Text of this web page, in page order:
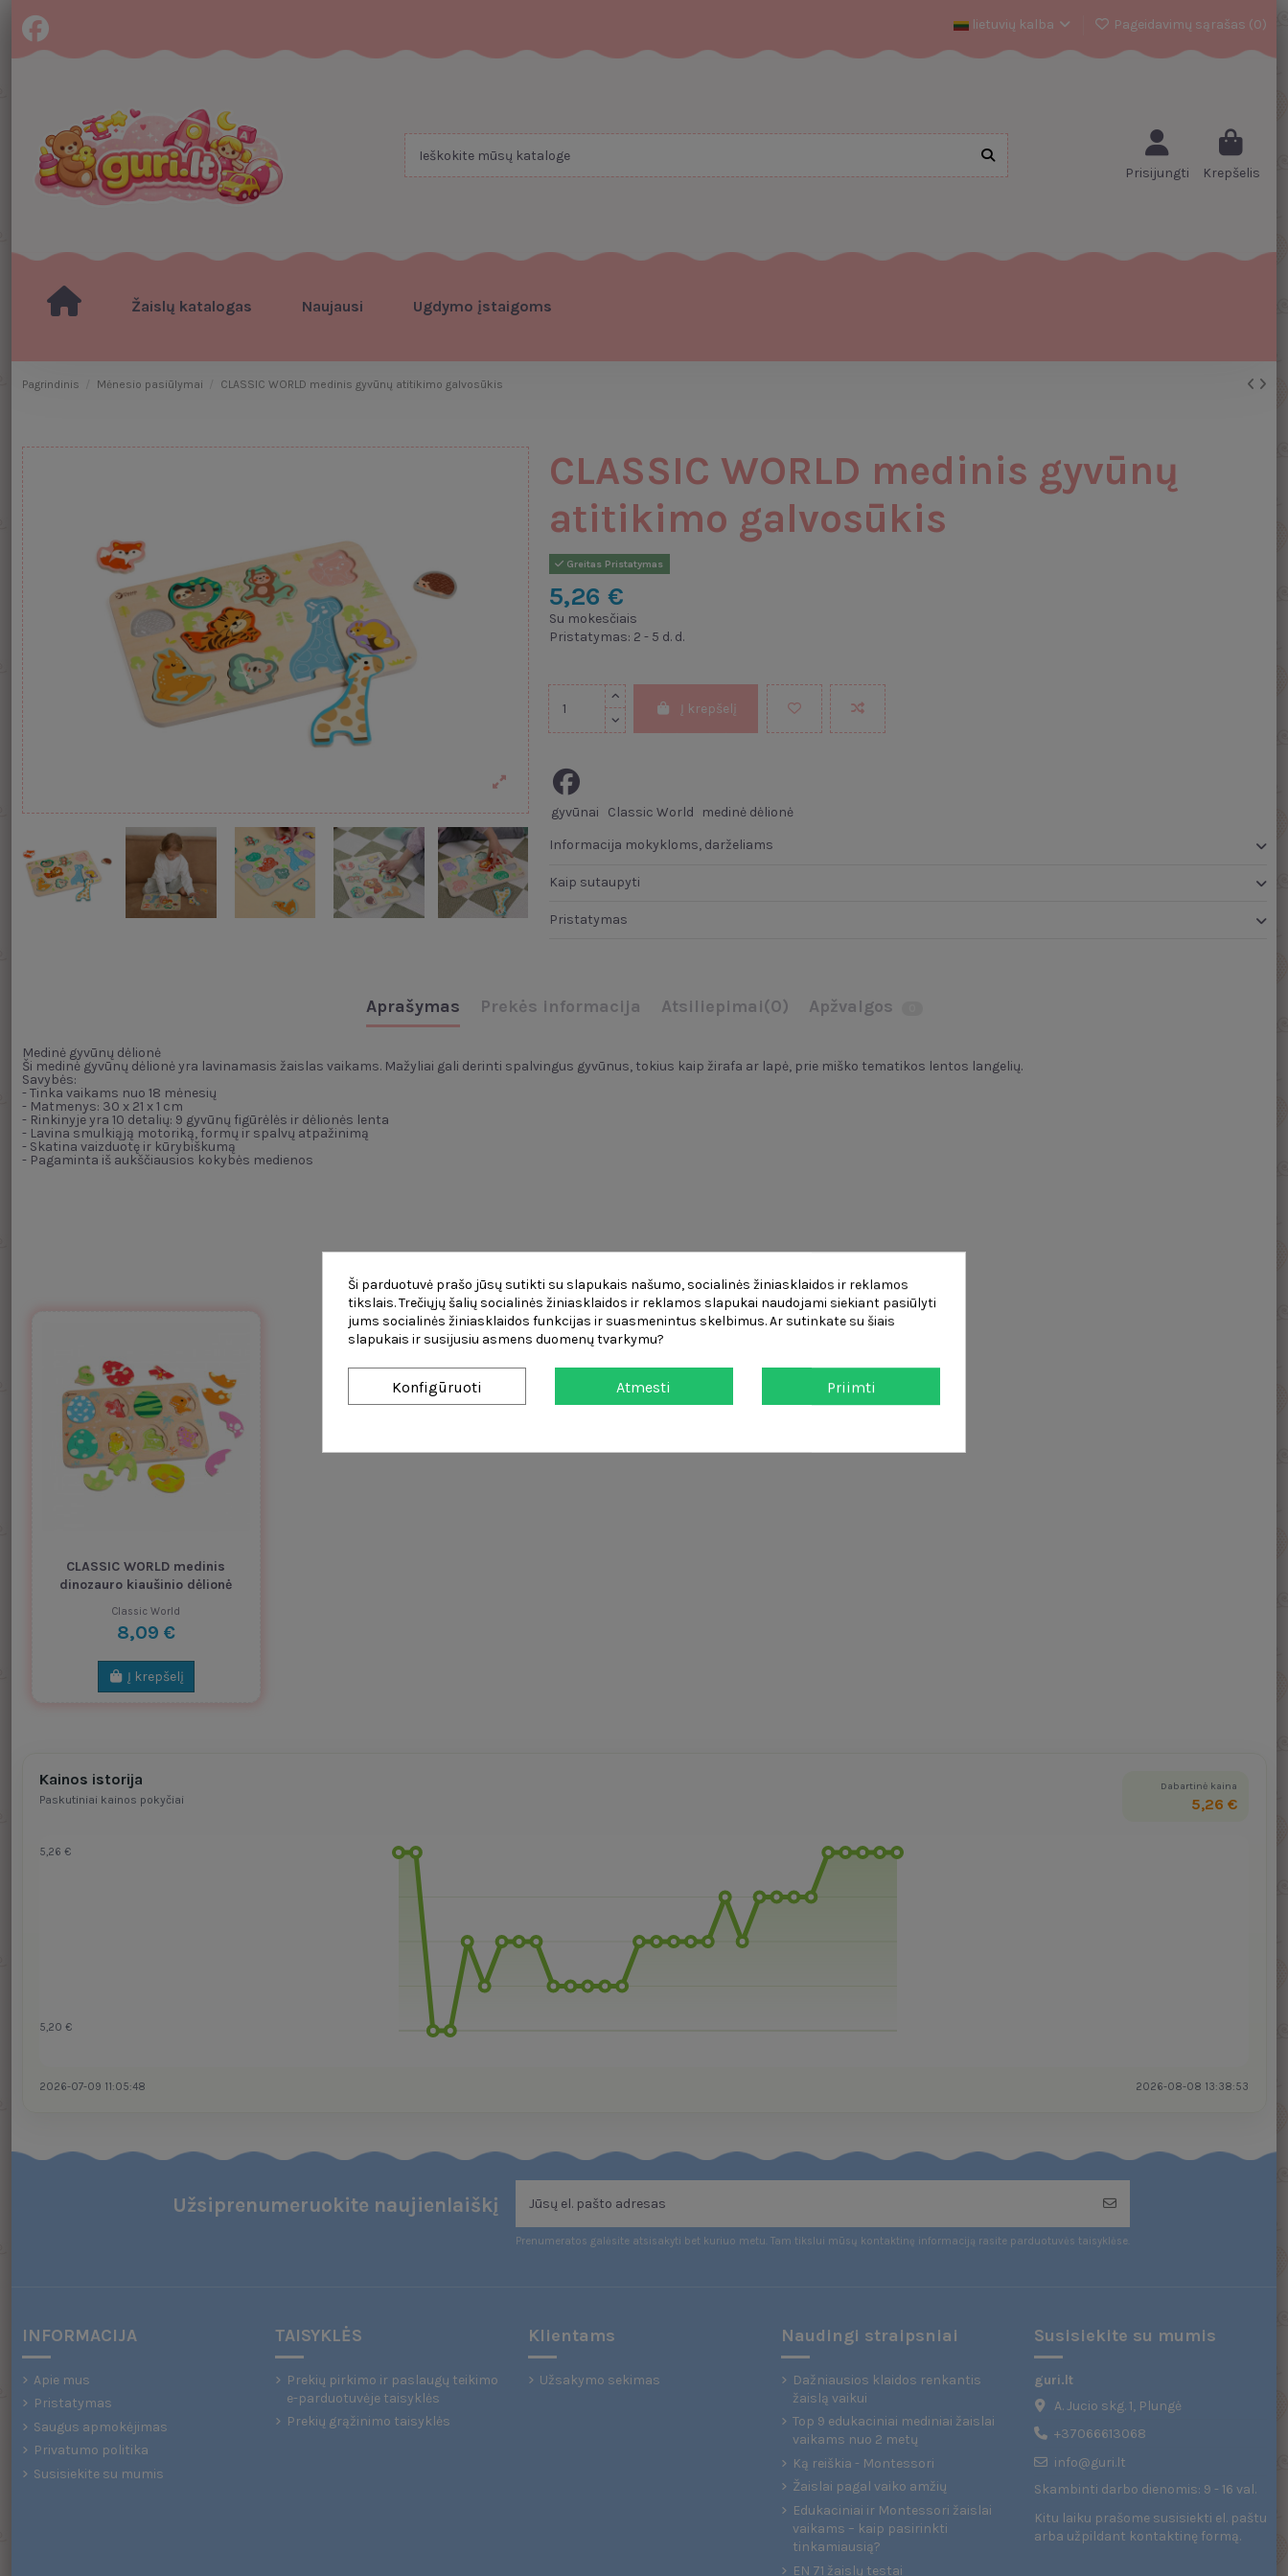
lietuvių kalba Pageidavimų sąrašas (0)
Prisijungti Krepšelis
Žaislų katalogas Naujausi Ugdymo įstaigoms
Pagrindinis Mėnesio pasiūlymai CLASSIC WORLD medinis gyvūnų atitikimo galvosūkis
CLASSIC WORLD medinis gyvūnų
atitikimo galvosūkis
Greitas Pristatymas
5,26 €
Su mokesčiais
Pristatymas: 2 - 5 d. d.
Į krepšelį
gyvūnai Classic World medinė dėlionė
Informacija mokykloms, darželiams
Kaip sutaupyti
Pristatymas
Aprašymas Prekės informacija Atsiliepimai(0) Apžvalgos
Medinė gyvūnų dėlionė
Ši medinė gyvūnų dėlionė yra lavinamasis žaislas vaikams. Mažyliai gali derinti spalvingus gyvūnus, tokius kaip žirafa ar lapė, prie miško tematikos lentos langelių.
Savybės:
- Tinka vaikams nuo 18 mėnesių
- Matmenys: 30 x 21 x 1 cm
- Rinkinyje yra 10 detalių: 9 gyvūnų figūrėlės ir dėlionės lenta
- Lavina smulkiąją motoriką, formų ir spalvų atpažinimą
- Skatina vaizduotę ir kūrybiškumą
- Pagaminta iš aukščiausios kokybės medienos
CLASSIC WORLD medinis
dinozauro kiaušinio dėlionė
Classic World
8,09 €
Į krepšelį
Kainos istorija
Paskutiniai kainos pokyčiai
Dabartinė kaina
5,26 €
5,26 €
5,20 €
2026-07-09 11:05:48 2026-08-08 13:38:53
Užsiprenumeruokite naujienlaiškį
Prenumeratos galėsite atsisakyti bet kuriuo metu. Tam tikslui mūsų kontaktinę informaciją rasite parduotuvės taisyklėse.
INFORMACIJA
Apie mus
Pristatymas
Saugus apmokėjimas
Privatumo politika
Susisiekite su mumis
TAISYKLĖS
Prekių pirkimo ir paslaugų teikimo
e-parduotuvėje taisyklės
Prekių grąžinimo taisyklės
Klientams
Užsakymo sekimas
Naudingi straipsniai
Dažniausios klaidos renkantis
žaislą vaikui
Top 9 edukaciniai mediniai žaislai
vaikams nuo 2 metų
Ką reiškia - Montessori
Žaislai pagal vaiko amžių
Edukaciniai ir Montessori žaislai
vaikams – kaip pasirinkti
tinkamiausią?
EN 71 žaislų testai
Susisiekite su mumis
guri.lt
A. Jucio skg. 1, Plungė
+37066613068
info@guri.lt
Skambinti darbo dienomis: 9 - 16 val.
Kitu laiku prašome susisiekti el. paštu
arba užpildant kontaktinę formą.
Ši parduotuvė prašo jūsų sutikti su slapukais našumo, socialinės žiniasklaidos ir reklamos
tikslais. Trečiųjų šalių socialinės žiniasklaidos ir reklamos slapukai naudojami siekiant pasiūlyti
jums socialinės žiniasklaidos funkcijas ir suasmenintus skelbimus. Ar sutinkate su šiais
slapukais ir susijusiu asmens duomenų tvarkymu?
Konfigūruoti Atmesti Priimti